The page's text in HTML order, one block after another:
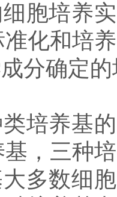
胞培养
化和培
分确定
培养基
，三种
多数细